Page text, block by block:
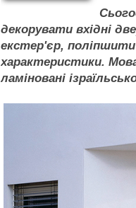
декорувати вхідні
екстер'єр, поліпшити
характеристики.
ламіновані